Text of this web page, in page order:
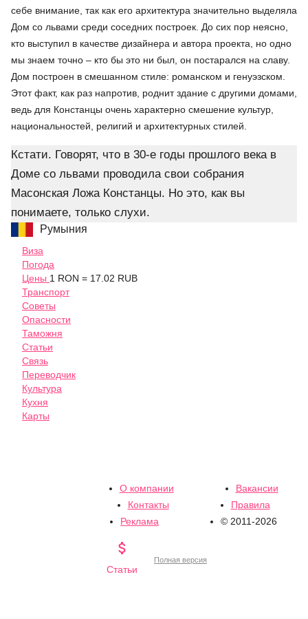
себе внимание, так как его архитектура значительно выделяла
Дом со львами среди соседних построек. До сих пор неясно,
кто выступил в качестве дизайнера и автора проекта, но одно
мы знаем точно – кто бы это ни был, он постарался на славу.
Дом построен в смешанном стиле: романском и генуэзском.
Этот факт, как раз напротив, роднит здание с другими домами,
ведь для Констанцы очень характерно смешение культур,
национальностей, религий и архитектурных стилей.
Кстати. Говорят, что в 30-е годы прошлого века в
Доме со львами проводила свои собрания
Масонская Ложа Констанцы. Но это, как вы
понимаете, только слухи.
Румыния
Виза
Погода
Цены 1 RON = 17.02 RUB
Транспорт
Советы
Опасности
Таможня
Статьи
Связь
Переводчик
Культура
Кухня
Карты
О компании
Вакансии
Контакты
Правила
Реклама
© 2011-2026

Статьи
Полная версия